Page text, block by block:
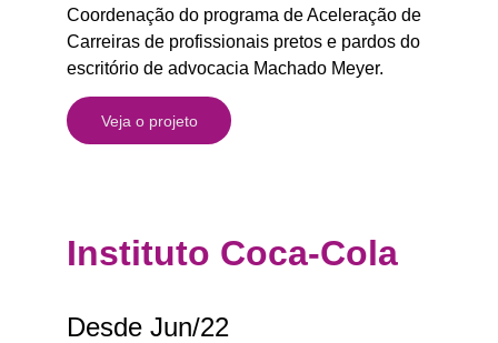
Coordenação do programa de Aceleração de
Carreiras de profissionais pretos e pardos do
escritório de advocacia Machado Meyer.
Veja o projeto
Instituto Coca-Cola
Desde Jun/22